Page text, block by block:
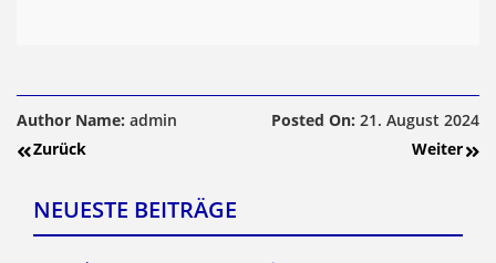
Author Name: admin Posted On: 21. August 2024
Zurück
Weiter
NEUESTE BEITRÄGE